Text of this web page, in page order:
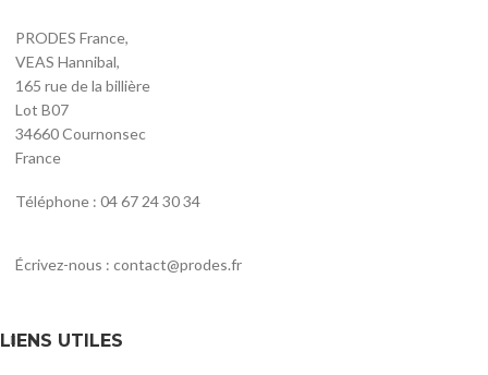
PRODES France,
VEAS Hannibal,
165 rue de la billière
Lot B07
34660 Cournonsec
France
Téléphone : 04 67 24 30 34
Écrivez-nous : contact@prodes.fr
LIENS UTILES